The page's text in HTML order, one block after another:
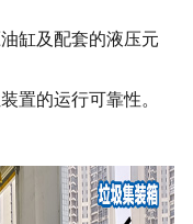
缸及配套的液压元
置的运行可靠性。